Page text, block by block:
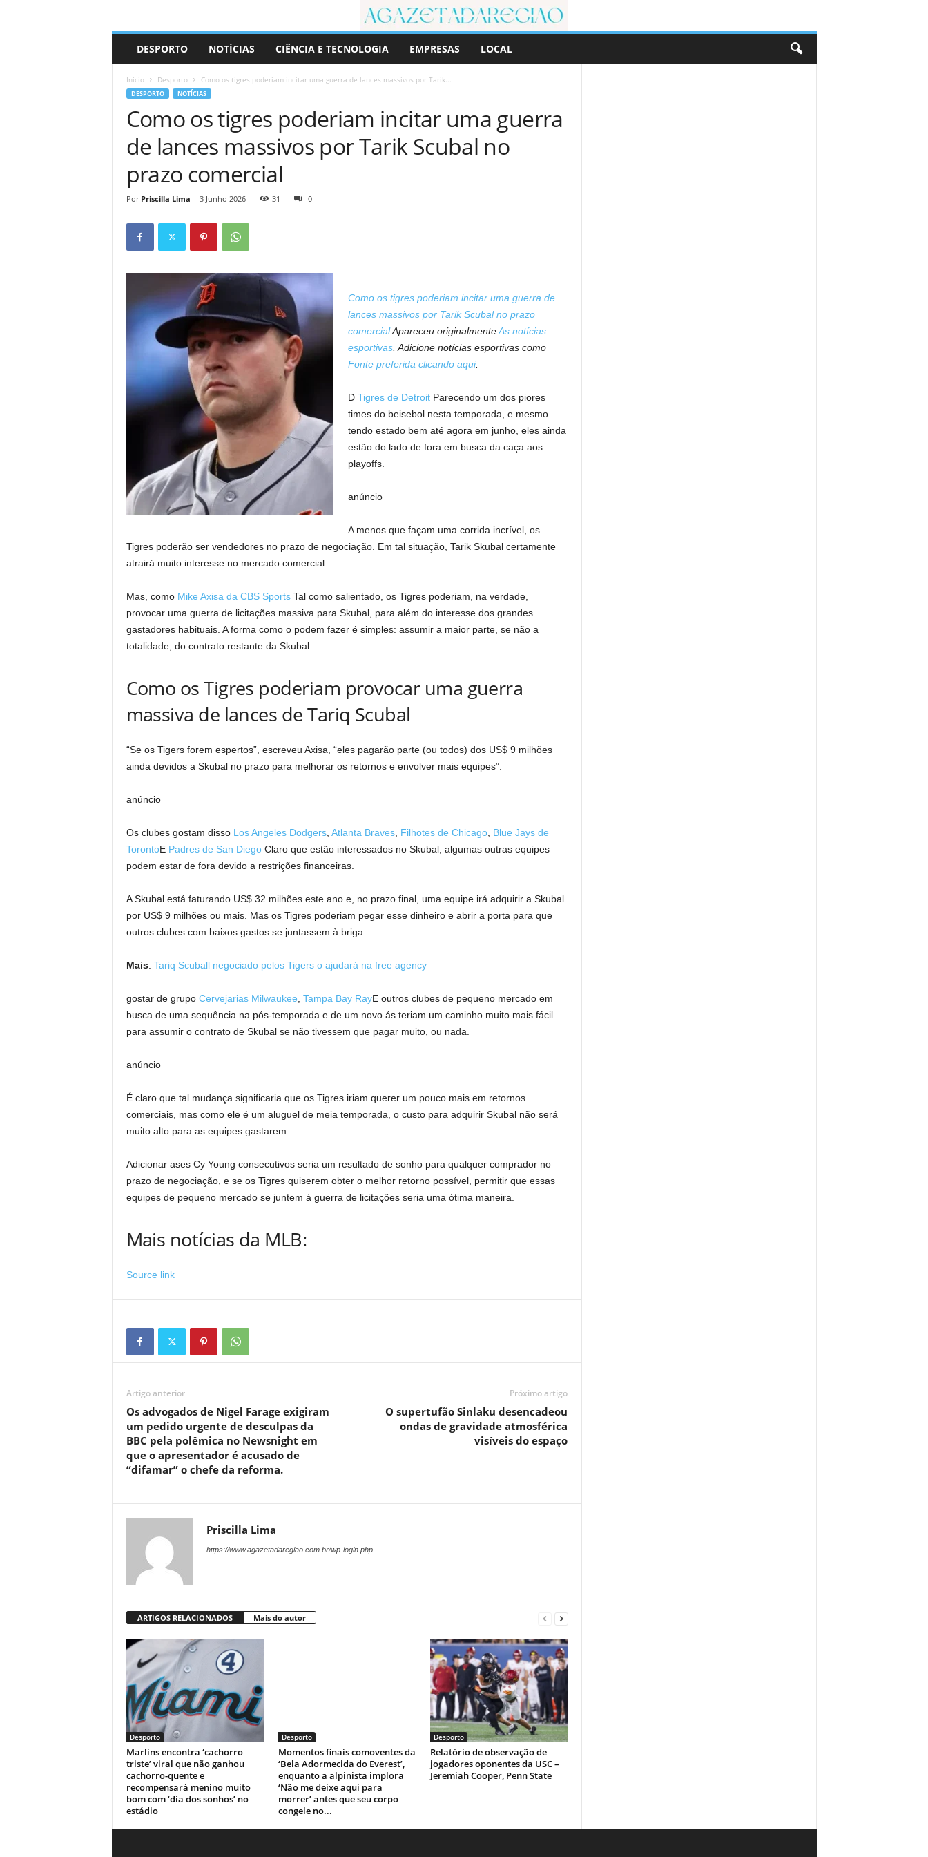
r
DESPORTO NOTÍCIAS CIÊNCIA E TECNOLOGIA EMPRESAS LOCAL
Início Desporto Como os tigres poderiam incitar uma guerra de lances massivos por Tarik...
DESPORTO NOTÍCIAS
Como os tigres poderiam incitar uma guerra
de lances massivos por Tarik Scubal no
prazo comercial
Por Priscilla Lima - 3 Junho 2026 31 0
Como os tigres poderiam incitar uma guerra de
lances massivos por Tarik Scubal no prazo
comercialApareceu originalmenteAs notícias
esportivas. Adicione notícias esportivas como
Fonte preferida clicando aqui.
D Tigres de DetroitParecendo um dos piores
times do beisebol nesta temporada, e mesmo
tendo estado bem até agora em junho, eles ainda
estão do lado de fora em busca da caça aos
playoffs.
anúncio
A menos que façam uma corrida incrível, os
Tigres poderão ser vendedores no prazo de negociação. Em tal situação, Tarik Skubal certamente
atrairá muito interesse no mercado comercial.
Mas, como Mike Axisa da CBS SportsTal como salientado, os Tigres poderiam, na verdade,
provocar uma guerra de licitações massiva para Skubal, para além do interesse dos grandes
gastadores habituais. A forma como o podem fazer é simples: assumir a maior parte, se não a
totalidade, do contrato restante da Skubal.
Como os Tigres poderiam provocar uma guerra
massiva de lances de Tariq Scubal
“Se os Tigers forem espertos”, escreveu Axisa, “eles pagarão parte (ou todos) dos US$ 9 milhões
ainda devidos a Skubal no prazo para melhorar os retornos e envolver mais equipes”.
anúncio
Os clubes gostam disso Los Angeles Dodgers, Atlanta Braves, Filhotes de Chicago, Blue Jays de
TorontoE Padres de San DiegoClaro que estão interessados ​​no Skubal, algumas outras equipes
podem estar de fora devido a restrições financeiras.
A Skubal está faturando US$ 32 milhões este ano e, no prazo final, uma equipe irá adquirir a Skubal
por US$ 9 milhões ou mais. Mas os Tigres poderiam pegar esse dinheiro e abrir a porta para que
outros clubes com baixos gastos se juntassem à briga.
Mais: Tariq Scuball negociado pelos Tigers o ajudará na free agency
gostar de grupo Cervejarias Milwaukee Tampa Bay RayE outros clubes de pequeno mercado em
busca de uma sequência na pós-temporada e de um novo ás teriam um caminho muito mais fácil
para assumir o contrato de Skubal se não tivessem que pagar muito, ou nada.
anúncio
É claro que tal mudança significaria que os Tigres iriam querer um pouco mais em retornos
comerciais, mas como ele é um aluguel de meia temporada, o custo para adquirir Skubal não será
muito alto para as equipes gastarem.
Adicionar ases Cy Young consecutivos seria um resultado de sonho para qualquer comprador no
prazo de negociação, e se os Tigres quiserem obter o melhor retorno possível, permitir que essas
equipes de pequeno mercado se juntem à guerra de licitações seria uma ótima maneira.
Mais notícias da MLB:
Source link
Artigo anterior
Os advogados de Nigel Farage exigiram
um pedido urgente de desculpas da
BBC pela polêmica no Newsnight em
que o apresentador é acusado de
“difamar” o chefe da reforma.
Próximo artigo
O supertufão Sinlaku desencadeou
ondas de gravidade atmosférica
visíveis do espaço
Priscilla Lima
https://www.agazetadaregiao.com.br/wp-login.php
ARTIGOS RELACIONADOS Mais do autor
Desporto
Marlins encontra ‘cachorro
triste’ viral que não ganhou
cachorro-quente e
recompensará menino muito
bom com ‘dia dos sonhos’ no
estádio
Desporto
Momentos finais comoventes da
‘Bela Adormecida do Everest’,
enquanto a alpinista implora
‘Não me deixe aqui para
morrer’ antes que seu corpo
congele no...
Desporto
Relatório de observação de
jogadores oponentes da USC –
Jeremiah Cooper, Penn State